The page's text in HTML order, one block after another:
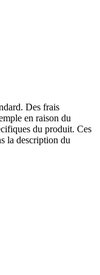
Des frais
en raison du
du produit. Ces
la description du